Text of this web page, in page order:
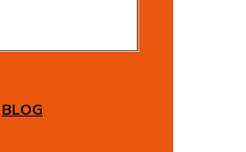
BLOG